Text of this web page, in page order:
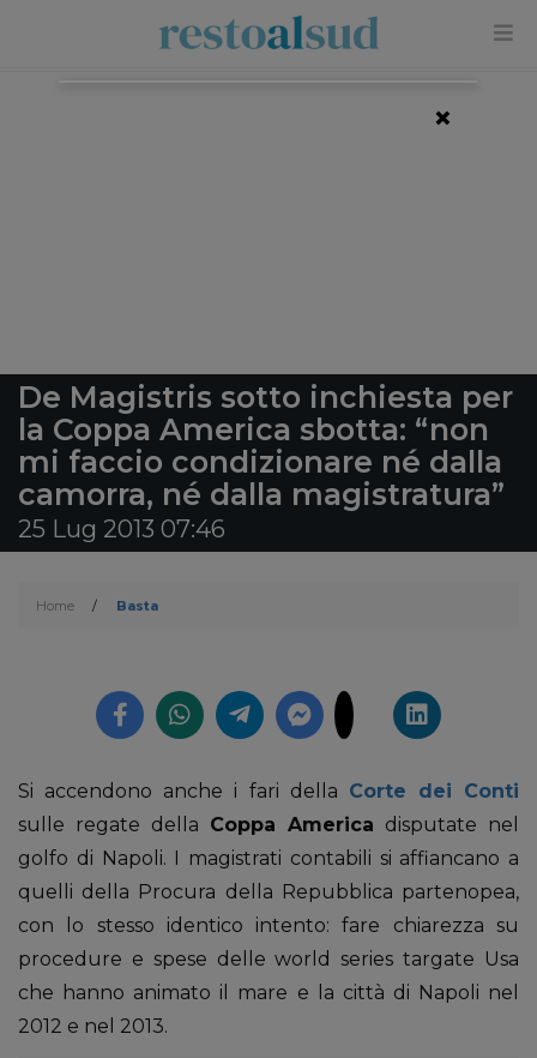
De Magistris sotto inchiesta per
la Coppa America sbotta: “non
mi faccio condizionare né dalla
camorra, né dalla magistratura”
25 Lug 2013 07:46
Home / Basta
Si accendono anche i fari della Corte dei Conti
sulle regate della Coppa America disputate nel
golfo di Napoli. I magistrati contabili si affiancano a
quelli della Procura della Repubblica partenopea,
con lo stesso identico intento: fare chiarezza su
procedure e spese delle world series targate Usa
che hanno animato il mare e la città di Napoli nel
2012 e nel 2013.
×